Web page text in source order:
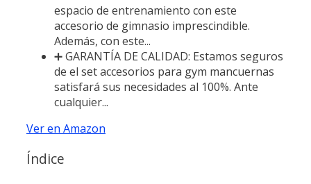
espacio de entrenamiento con este
accesorio de gimnasio imprescindible.
Además, con este...
➕ GARANTÍA DE CALIDAD: Estamos seguros
de el set accesorios para gym mancuernas
satisfará sus necesidades al 100%. Ante
cualquier...
Ver en Amazon
Índice